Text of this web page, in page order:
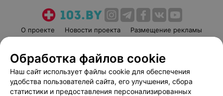
О проекте Новости проекта
Размещение рекламы
Пользовательское соглашение
Способы оплаты
Вакансии
Партнеры
Написать руководителю 103.by
Обработка файлов cookie
Наш сайт использует файлы cookie для обеспечения
удобства пользователей сайта, его улучшения, сбора
статистики и предоставления персонализированных